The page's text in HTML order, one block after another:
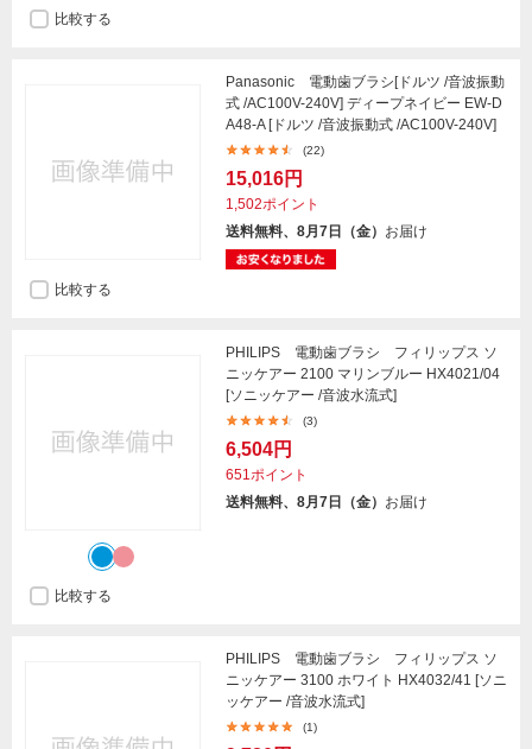
比較する
Panasonic 電動歯ブラシ[ドルツ /音波振動
式 /AC100V-240V] ディープネイビー EW-D
A48-A [ドルツ /音波振動式 /AC100V-240V]
(22)
15,016円
1,502ポイント
送料無料、8月7日（金） お届け
比較する
PHILIPS 電動歯ブラシ フィリップス ソ
ニッケアー 2100 マリンブルー HX4021/04
[ソニッケアー /音波水流式]
(3)
6,504円
651ポイント
送料無料、8月7日（金） お届け
比較する
PHILIPS 電動歯ブラシ フィリップス ソ
ニッケアー 3100 ホワイト HX4032/41 [ソニ
ッケアー /音波水流式]
(1)